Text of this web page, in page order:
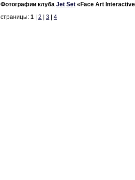
Фотографии клуба Jet Set «Face Art
страницы: 1 2 3 4